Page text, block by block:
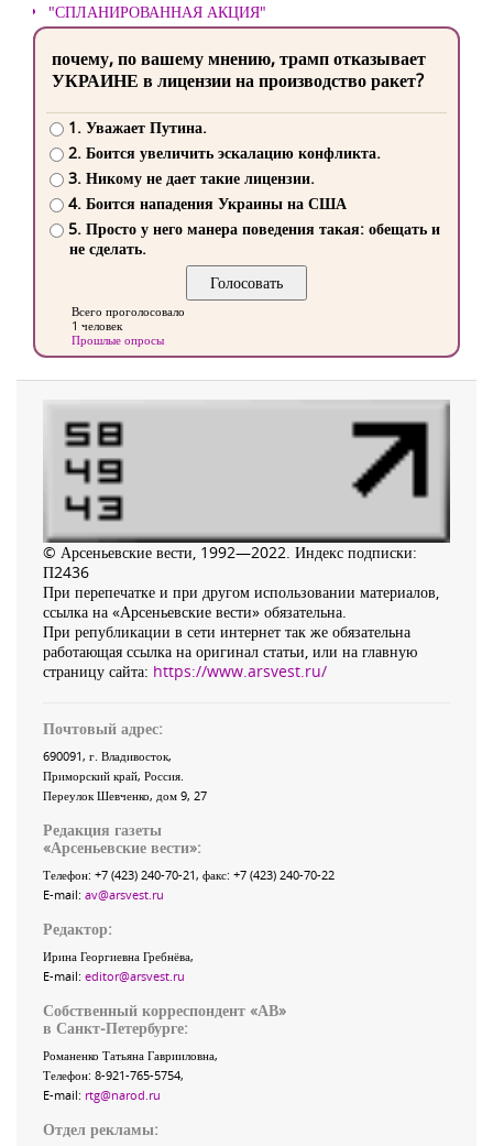
"СПЛАНИРОВАННАЯ АКЦИЯ"
почему, по вашему мнению, трамп отказывает
УКРАИНЕ в лицензии на производство ракет?
1. Уважает Путина.
2. Боится увеличить эскалацию конфликта.
3. Никому не дает такие лицензии.
4. Боится нападения Украины на США
5. Просто у него манера поведения такая: обещать и
не сделать.
Всего проголосовало
1 человек
Прошлые опросы
© Арсеньевские вести, 1992—2022. Индекс подписки:
П2436
При перепечатке и при другом использовании материалов,
ссылка на «Арсеньевские вести» обязательна.
При републикации в сети интернет так же обязательна
работающая ссылка на оригинал статьи, или на главную
страницу сайта: https://www.arsvest.ru/
Почтовый адрес:
690091, г. Владивосток,
Приморский край, Россия.
Переулок Шевченко, дом 9, 27
Редакция газеты
«Арсеньевские вести»:
Телефон: +7 (423) 240-70-21, факс: +7 (423) 240-70-22
E-mail: av@arsvest.ru
Редактор:
Ирина Георгиевна Гребнёва,
E-mail: editor@arsvest.ru
Собственный корреспондент «АВ»
в Санкт-Петербурге:
Романенко Татьяна Гаврииловна,
Телефон: 8-921-765-5754,
E-mail: rtg@narod.ru
Отдел рекламы: